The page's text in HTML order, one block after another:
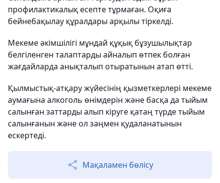
профилактикалық есепте тұрмаған. Оқиға
бейнебақылау құралдары арқылы тіркелді.
Мекеме әкімшілігі мұндай құқық бұзушылықтар
белгіленген талаптарды айналып өтпек болған
жағдайларда анықталып отыратынын атап өтті.
Қылмыстық-атқару жүйесінің қызметкерлері мекеме
аумағына алкоголь өнімдерін және басқа да тыйым
салынған заттарды алып кіруге қатаң түрде тыйым
салынғанын және ол заңмен қудаланатынын
ескертеді.
Мақаламен бөлісу